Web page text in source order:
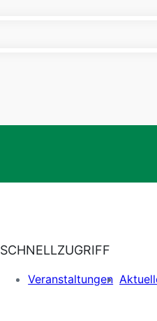
SCHNELLZUGRIFF
Veranstaltungen